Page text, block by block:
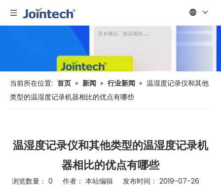
当前所在位置: 首页 » 新闻 » 行业新闻 » 温湿度记录仪和其他
类型的温湿度记录机器相比的优点有哪些
温湿度记录仪和其他类型的温湿度记录机
器相比的优点有哪些
浏览数量： 0 作者： 本站编辑 发布时间： 2019-07-26